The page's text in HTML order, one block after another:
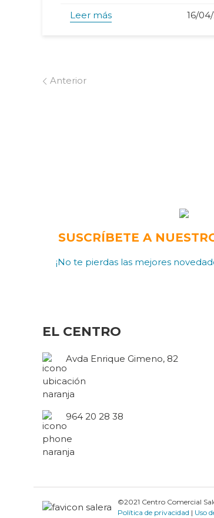
Leer más 16/
Anterior
SUSCRÍBETE A
¡No te pierdas las mejores
EL CENTRO
Avda Enrique Gimeno, 82
964 20 28 38
©2021 Centro Comercial
Política de privacidad | Uso